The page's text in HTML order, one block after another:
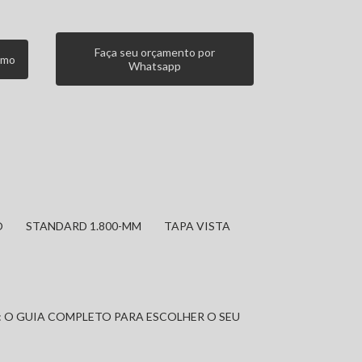
Faça seu orçamento por
Whatsapp
STANDARD 1.800-MM TAPA VISTA
GUIA COMPLETO PARA ESCOLHER O SEU